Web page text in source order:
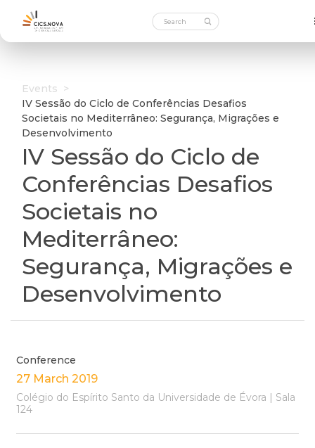
Events >
IV Sessão do Ciclo de Conferências Desafios
Societais no Mediterrâneo: Segurança, Migrações e
Desenvolvimento
IV Sessão do Ciclo de
Conferências Desafios
Societais no
Mediterrâneo:
Segurança, Migrações e
Desenvolvimento
Conference
27 March 2019
Colégio do Espírito Santo da Universidade de Évora | Sala
124